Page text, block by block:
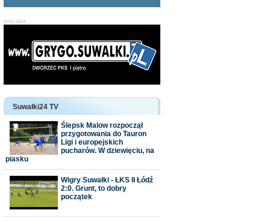
Suwałki24 TV
Ślepsk Malow rozpoczął
przygotowania do Tauron
Ligi i europejskich
pucharów. W dziewięciu, na
piasku
Wigry Suwałki - ŁKS II Łódź
2:0. Grunt, to dobry
początek